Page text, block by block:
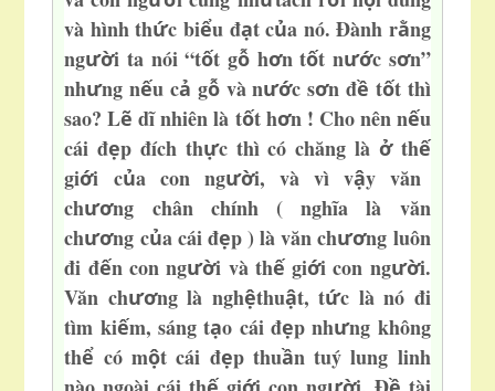
và hình thức biểu đạt của nó. Đành rằng
người ta nói “tốt gỗ hơn tốt nước sơn”
nhưng nếu cả gỗvà nước sơn đề tốt thì
sao? Lẽ dĩ nhiên là tốt hơn ! Cho nên nếu
cái đẹp đích thực thì có chăng là ởthế
giới của con người, và vì vậy văn
chương chân chính ( nghĩa là văn
chương của cái đẹp ) là văn chương luôn
đi đến con người và thếgiới con người.
Văn chương là nghệthuật, tức là nó đi
tìm kiếm, sáng tạo cái đẹp nhưng không
thể có một cái đẹp thuần tuý lung linh